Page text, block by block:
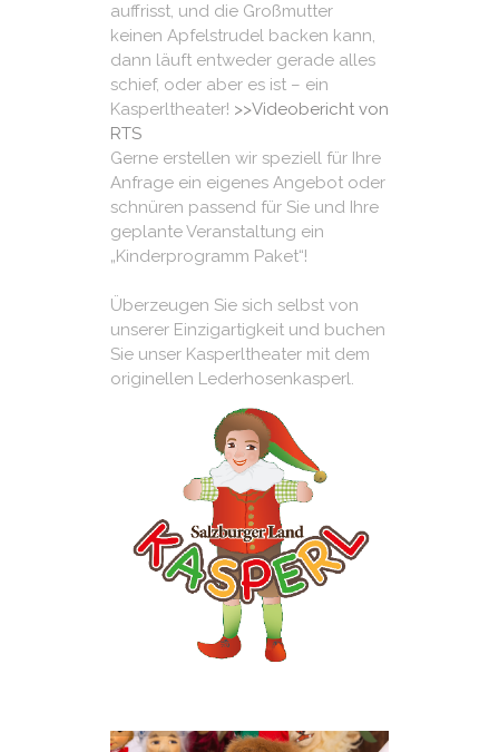
auffrisst, und die Großmutter
keinen Apfelstrudel backen kann,
dann läuft entweder gerade alles
schief, oder aber es ist – ein
Kasperltheater! >>Videobericht von
RTS
Gerne erstellen wir speziell für Ihre
Anfrage ein eigenes Angebot oder
schnüren passend für Sie und Ihre
geplante Veranstaltung ein
„Kinderprogramm Paket“!
Überzeugen Sie sich selbst von
unserer Einzigartigkeit und buchen
Sie unser Kasperltheater mit dem
originellen Lederhosenkasperl.